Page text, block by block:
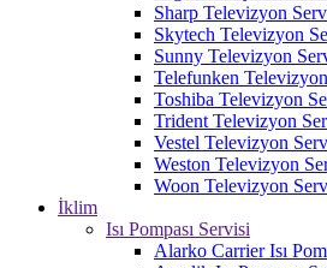
Sharp Televizyon
Skytech Televizyon
Sunny Televizyon
Telefunken
Toshiba Televizyon
Trident Televizyon
Vestel Televizyon
Weston Televizyon
Woon Televizyon
İklim
Isı Pompası Servisi
Alarko Carrier Isı